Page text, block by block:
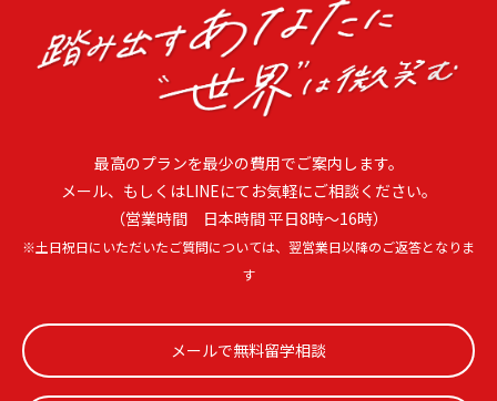
最高のプランを最少の費用でご案内します。
メール、もしくはLINEにてお気軽にご相談ください。
（営業時間 日本時間 平日8時〜16時）
※土日祝日にいただいたご質問については、翌営業日以降のご返答となりま
す
メールで無料留学相談